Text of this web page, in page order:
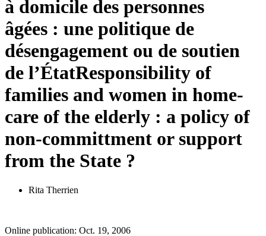
à domicile des personnes
âgées : une politique de
désengagement ou de soutien
de l’ÉtatResponsibility of
families and women in home-
care of the elderly : a policy of
non-committment or support
from the State ?
Rita Therrien
Online publication: Oct. 19, 2006